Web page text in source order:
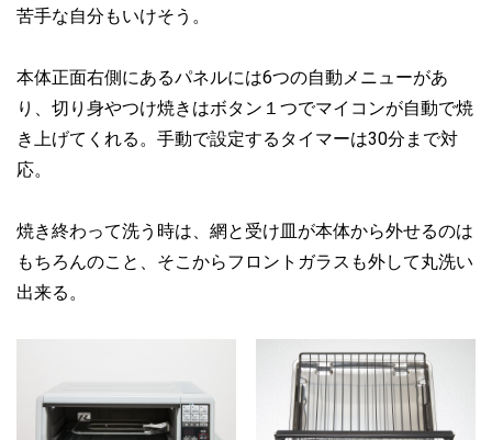
苦手な自分もいけそう。
本体正面右側にあるパネルには6つの自動メニューがあ
り、切り身やつけ焼きはボタン１つでマイコンが自動で焼
き上げてくれる。手動で設定するタイマーは30分まで対
応。
焼き終わって洗う時は、網と受け皿が本体から外せるのは
もちろんのこと、そこからフロントガラスも外して丸洗い
出来る。